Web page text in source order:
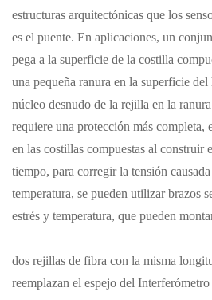
estructuras arquitectónicas que los
es el puente. En aplicaciones, un
pega a la superficie de la costilla
una pequeña ranura en la superficie del
núcleo desnudo de la rejilla en la
requiere una protección más completa,
en las costillas compuestas al construir
tiempo, para corregir la tensión
temperatura, se pueden utilizar brazos
estrés y temperatura, que pueden
dos rejillas de fibra con la misma
reemplazan el espejo del